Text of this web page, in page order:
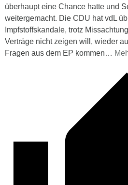
überhaupt eine Chance hatte und
weitergemacht. Die CDU hat vdL
Impfstoffskandale, trotz
Verträge nicht zeigen will, wieder
Fragen aus dem EP kommen…